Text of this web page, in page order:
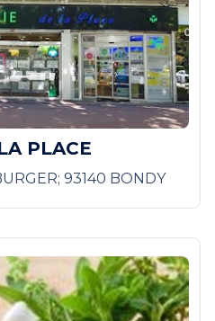
PLACE
93140 BONDY